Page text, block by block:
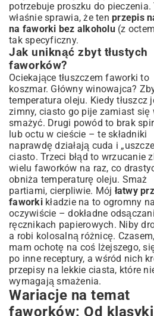
potrzebuje proszku do pieczenia.
właśnie sprawia, że ten przepis
na faworki bez alkoholu(z
tak specyficzny.
Jak uniknąć zbyt tłustych
faworków?
Ociekające tłuszczem faworki to
koszmar. Główny winowajca?
temperatura oleju. Kiedy tłuszcz
zimny, ciasto go pije zamiast się
smażyć. Drugi powód to brak
lub octu w cieście – te składniki
naprawdę działają cuda i
ciasto. Trzeci błąd to wrzucanie
wielu faworków na raz, co
obniża temperaturę oleju. Smaż
partiami, cierpliwie. Mój łatwy
faworkikładzie na to ogromny
oczywiście – dokładne
ręcznikach papierowych. Niby
a robi kolosalną różnicę.
mam ochotę na coś lżejszego,
po inne receptury, a wśród nich
przepisy na lekkie ciasta, które
wymagają smażenia.
Wariacje na temat
faworków: Od